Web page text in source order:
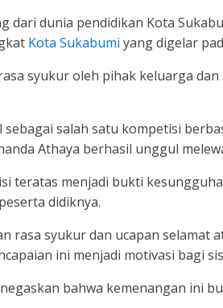
dari dunia pendidikan Kota
Kota Sukabumi yang digelar
syukur oleh pihak keluarga
sebagai salah satu kompetisi
Athaya berhasil unggul
teratas menjadi bukti
didiknya.
rasa syukur dan ucapan selamat
ini menjadi motivasi bagi
bahwa kemenangan ini